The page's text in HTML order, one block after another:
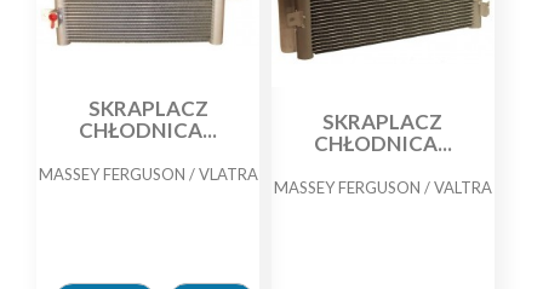
SKRAPLACZ
CHŁODNICA...
MASSEY FERGUSON / VLATRA
SKRAPLACZ
CHŁODNICA...
MASSEY FERGUSON / VALTRA